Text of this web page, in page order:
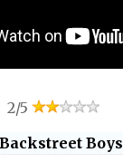
2/5
Backstreet Boys